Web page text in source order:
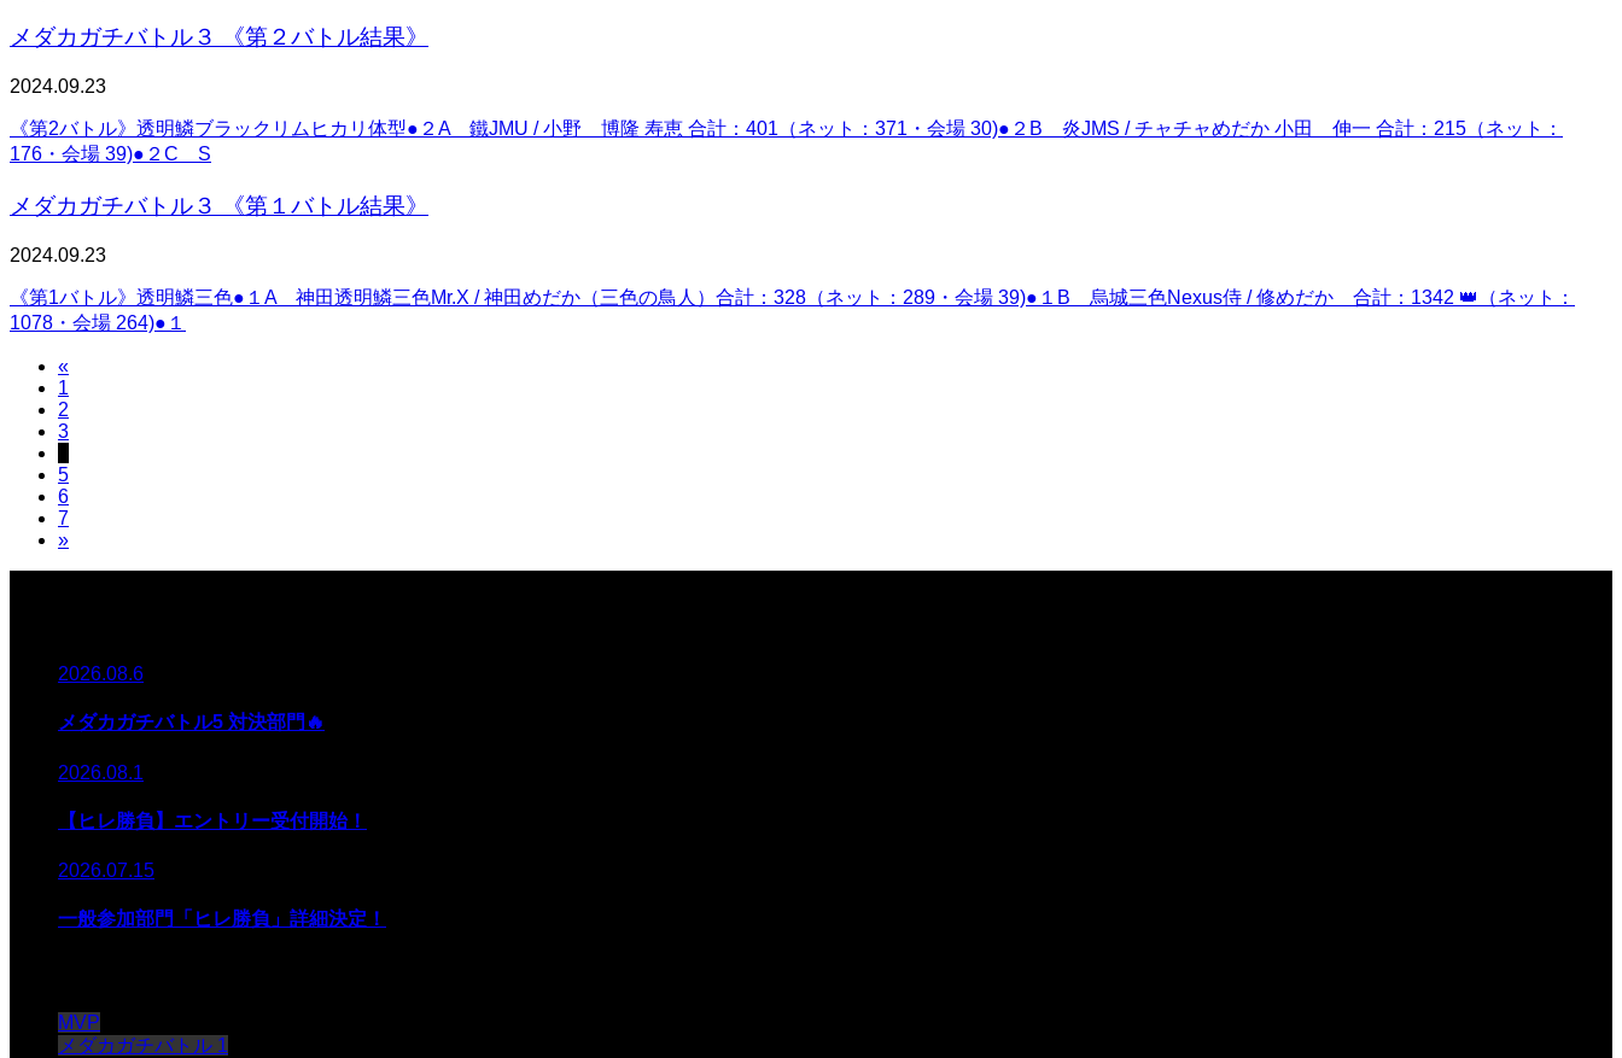
メダカガチバトル３ 《第２バトル結果》
2024.09.23
《第2バトル》透明鱗ブラックリムヒカリ体型●２A 鐵JMU / 小野 博隆 寿恵 合計：401（ネット：371・会場 30)●２B 炎JMS / チャチャめだか 小田 伸一 合計：215（ネット：
176・会場 39)●２C S
メダカガチバトル３ 《第１バトル結果》
2024.09.23
《第1バトル》透明鱗三色●１A 神田透明鱗三色Mr.X / 神田めだか（三色の鳥人）合計：328（ネット：289・会場 39)●１B 烏城三色Nexus侍 / 修めだか 合計：1342 👑（ネット：
1078・会場 264)●１
«
1
2
3
5
6
7
»
2026.08.6
メダカガチバトル5 対決部門🔥
2026.08.1
【ヒレ勝負】エントリー受付開始！
2026.07.15
一般参加部門「ヒレ勝負」詳細決定！
MVP
メダカガチバトル 1